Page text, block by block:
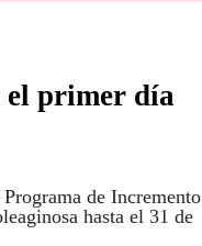
el primer día
de Incremento
hasta el 31 de